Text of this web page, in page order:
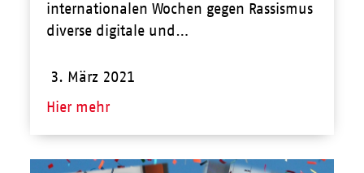
internationalen Wochen gegen Rassismus
diverse digitale und…
3. März 2021
Hier mehr